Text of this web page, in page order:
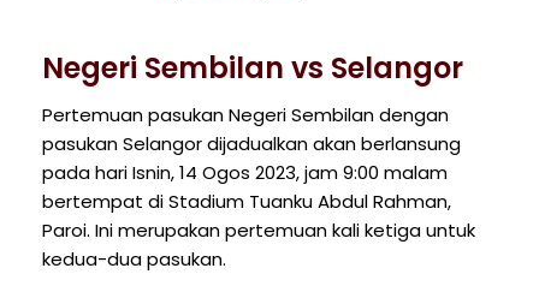
Negeri Sembilan vs Selangor
Pertemuan pasukan Negeri Sembilan dengan
pasukan Selangor dijadualkan akan berlansung
pada hari Isnin, 14 Ogos 2023, jam 9:00 malam
bertempat di Stadium Tuanku Abdul Rahman,
Paroi. Ini merupakan pertemuan kali ketiga untuk
kedua-dua pasukan.